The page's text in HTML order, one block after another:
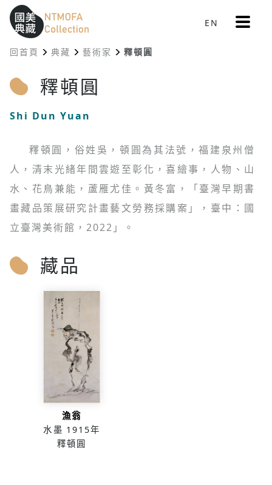
跳到中間主要內容區
網站導覽
::: EN 更
多
:::
回首頁 典藏 藝術家 釋頓圓
釋頓圓
Shi Dun Yuan
釋頓圓，俗姓吳，頓圓為其法號，福建泉州僧
人，清末光緒年間雲遊至彰化，喜繪事，人物、山
水、花鳥兼能，蘆雁尤佳。黃冬富，「臺灣早期書
畫藏品策展研究計畫藝文勞務採購案」，臺中：國
立臺灣美術館，2022」。
藏品
漁翁
水墨 1915年
釋頓圓